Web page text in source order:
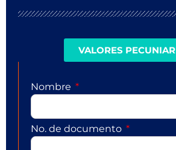
VALORES
Nombre
No. de documento